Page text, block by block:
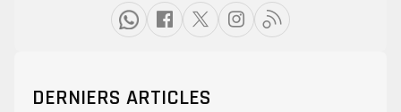
DERNIERS ARTICLES